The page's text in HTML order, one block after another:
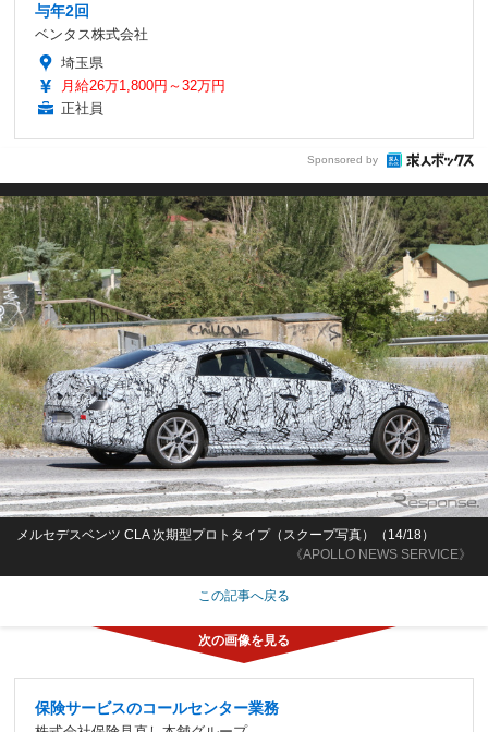
与年2回
ベンタス株式会社
埼玉県
月給26万1,800円～32万円
正社員
Sponsored by
《APOLLO NEWS SERVICE》
メルセデスベンツ CLA 次期型プロトタイプ（スクープ写真）（14/18）
この記事へ戻る
保険サービスのコールセンター業務